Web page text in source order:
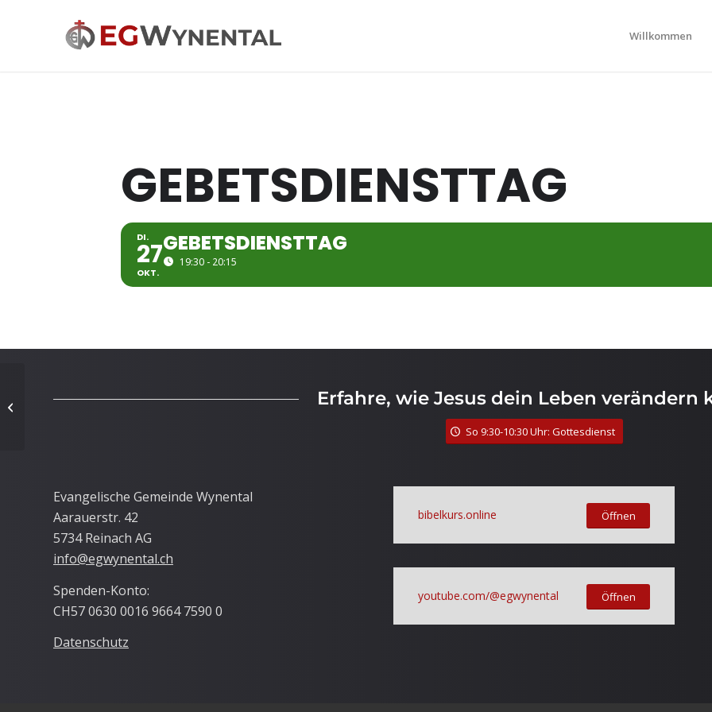
Willkommen
GEBETSDIENSTTAG
DI.
27
OKT.
GEBETSDIENST­TAG
19:30 - 20:15
Erfahre, wie Jesus dein Leben verändern
So 9:30-10:30 Uhr: Gottesdienst
Evangelische Gemeinde Wynental
Aarauerstr. 42
5734 Reinach AG
info@egwynental.ch
Spenden-Konto:
CH57 0630 0016 9664 7590 0
Datenschutz
bibelkurs.online Öffnen
youtube.com/@egwynental Öffnen